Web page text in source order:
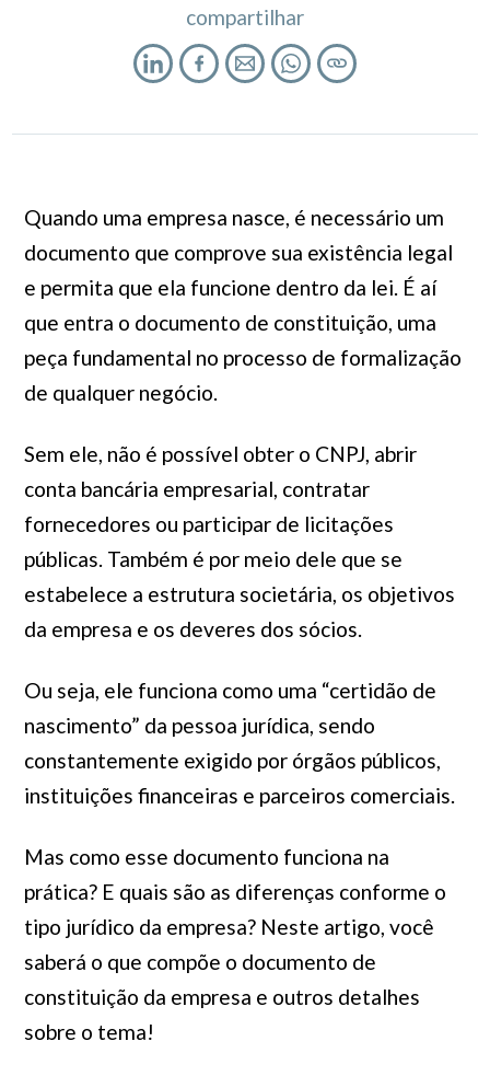
compartilhar
Quando uma empresa nasce, é necessário um
documento que comprove sua existência legal
e permita que ela funcione dentro da lei. É aí
que entra o documento de constituição, uma
peça fundamental no processo de formalização
de qualquer negócio.
Sem ele, não é possível obter o CNPJ, abrir
conta bancária empresarial, contratar
fornecedores ou participar de licitações
públicas. Também é por meio dele que se
estabelece a estrutura societária, os objetivos
da empresa e os deveres dos sócios.
Ou seja, ele funciona como uma “certidão de
nascimento” da pessoa jurídica, sendo
constantemente exigido por órgãos públicos,
instituições financeiras e parceiros comerciais.
Mas como esse documento funciona na
prática? E quais são as diferenças conforme o
tipo jurídico da empresa? Neste artigo, você
saberá o que compõe o documento de
constituição da empresa e outros detalhes
sobre o tema!